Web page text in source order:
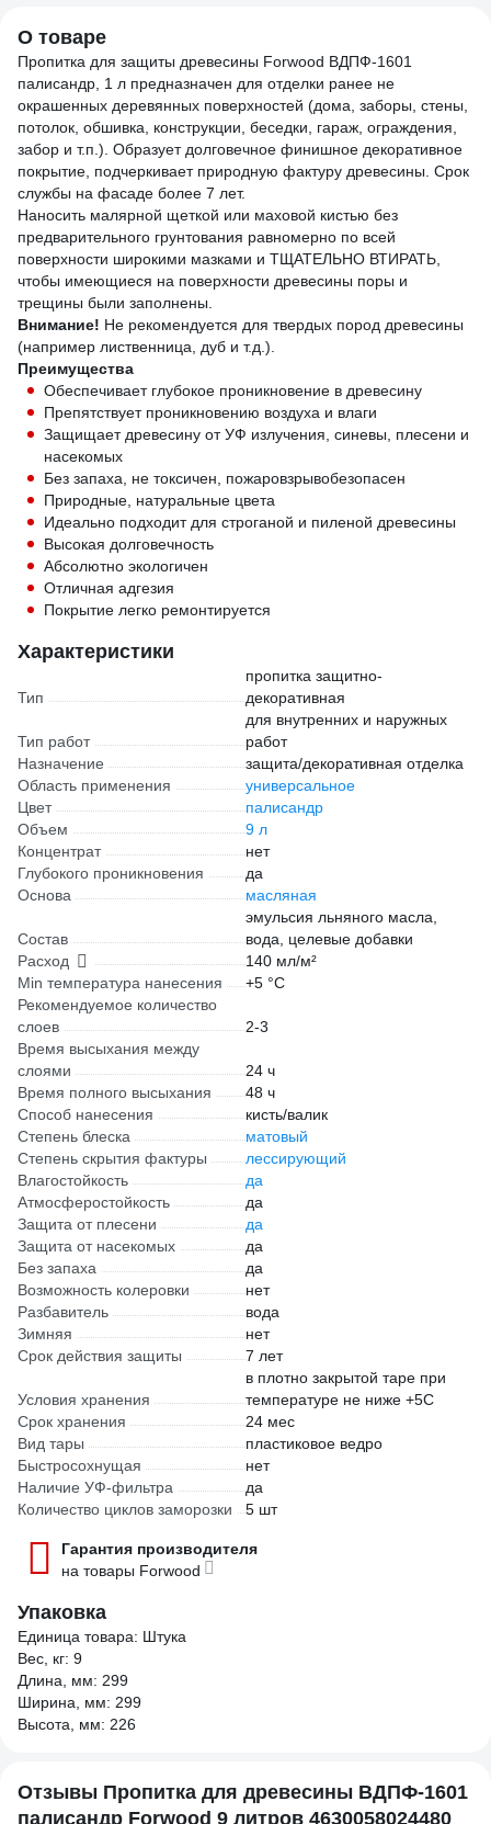
19b640
О товаре
Пропитка для защиты древесины Forwood ВДПФ-1601
палисандр, 1 л предназначен для отделки ранее не
окрашенных деревянных поверхностей (дома, заборы, стены,
потолок, обшивка, конструкции, беседки, гараж, ограждения,
забор и т.п.). Образует долговечное финишное декоративное
покрытие, подчеркивает природную фактуру древесины. Срок
службы на фасаде более 7 лет.
Наносить малярной щеткой или маховой кистью без
предварительного грунтования равномерно по всей
поверхности широкими мазками и ТЩАТЕЛЬНО ВТИРАТЬ,
чтобы имеющиеся на поверхности древесины поры и
трещины были заполнены.
Внимание! Не рекомендуется для твердых пород древесины
(например лиственница, дуб и т.д.).
Преимущества
Обеспечивает глубокое проникновение в древесину
Препятствует проникновению воздуха и влаги
Защищает древесину от УФ излучения, синевы, плесени и
насекомых
Без запаха, не токсичен, пожаровзрывобезопасен
Природные, натуральные цвета
Идеально подходит для строганой и пиленой древесины
Высокая долговечность
Абсолютно экологичен
Отличная адгезия
Покрытие легко ремонтируется
Характеристики
Тип
пропитка защитно-
декоративная
Тип работ
для внутренних и наружных
работ
Назначение
защита/декоративная отделка
Область применения
универсальное
Цвет
палисандр
Объем
9 л
Концентрат
нет
Глубокого проникновения
да
Основа
масляная
Состав
эмульсия льняного масла,
вода, целевые добавки
Расход
140 мл/м²
Min температура нанесения
+5 °С
Рекомендуемое количество
слоев
2-3
Время высыхания между
слоями
24 ч
Время полного высыхания
48 ч
Способ нанесения
кисть/валик
Степень блеска
матовый
Степень скрытия фактуры
лессирующий
Влагостойкость
да
Атмосферостойкость
да
Защита от плесени
да
Защита от насекомых
да
Без запаха
да
Возможность колеровки
нет
Разбавитель
вода
Зимняя
нет
Срок действия защиты
7 лет
Условия хранения
в плотно закрытой таре при
температуре не ниже +5С
Срок хранения
24 мес
Вид тары
пластиковое ведро
Быстросохнущая
нет
Наличие УФ-фильтра
да
Количество циклов заморозки
5 шт
Гарантия производителя
на товары Forwood
Упаковка
Единица товара: Штука
Вес, кг: 9
Длина, мм: 299
Ширина, мм: 299
Высота, мм: 226
Отзывы Пропитка для древесины ВДПФ-1601
палисандр Forwood 9 литров 4630058024480